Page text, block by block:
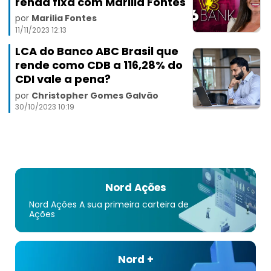
por Marilia Fontes
11/11/2023 12:13
LCA do Banco ABC Brasil que
rende como CDB a 116,28% do
CDI vale a pena?
por Christopher Gomes Galvão
30/10/2023 10:19
Nord Ações
Nord Ações A sua primeira carteira de
Ações
Nord +